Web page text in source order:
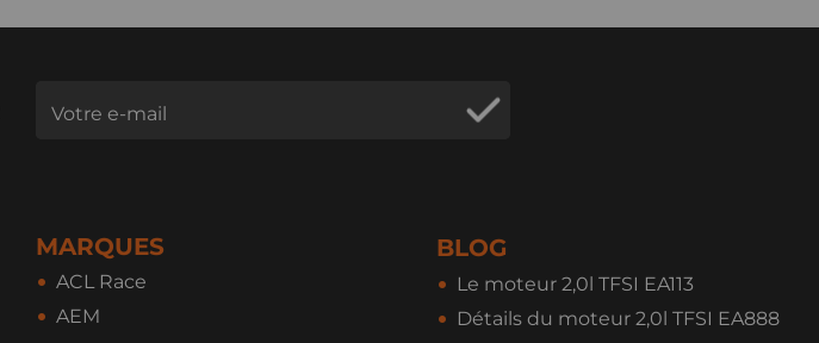
MARQUES
ACL Race
AEM
BLOG
Le moteur 2,0l TFSI EA113
Détails du moteur 2,0l TFSI EA888